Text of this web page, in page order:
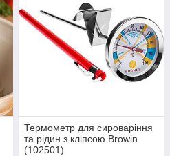
Термометр для сироваріння
та рідин з кліпсою Browin
(102501)